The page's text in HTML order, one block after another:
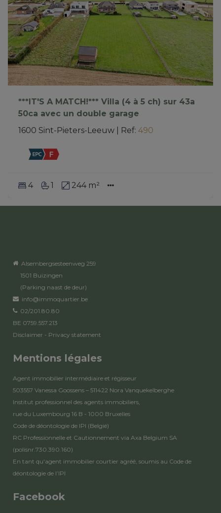
***IT'S A MATCH!*** Villa (4 à 5 ch) sur 43a
50ca avec un double garage
1600 Sint-Pieters-Leeuw
Ref: 490
4 1 244 m²
Alsembergsesteenweg 259
1501 Buizingen
(Parking naast de deur)
info@immoquartier.be
02/201.80.80
BE 0759.557.213
Disclaimer - Privacy statement
Mentions légales
Agent immobilier intermédiaire et régisseur
503557 Vanessa Goossens – 511422 Nora Vanquekelberghe
Institut professionnel des agents immobiliers,
rue du Luxembourg 16 B - 1000 Bruxelles
Code de déontologie de IPI (België)
RC Professionnelle et Cautionnement via Axa Belgium SA
(polisnr.730.390.160)
En tant qu'agent immobilier courtier agréé, soumis au Code de
déontologie de l’IPI
Facebook